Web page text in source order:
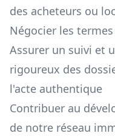
des acheteurs ou
Négocier les
Assurer un suivi et
rigoureux des
l'acte authentique
Contribuer au
de notre réseau